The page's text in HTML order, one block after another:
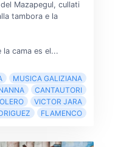
Mazapegul, cullati
tambora e la
cama es el...
MUSICA GALIZIANA
CANTAUTORI
VICTOR JARA
FLAMENCO